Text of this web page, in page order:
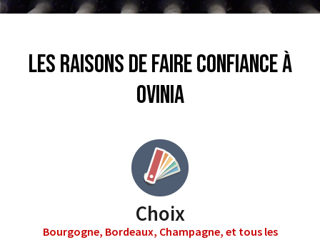
Les raisons de faire confiance à
Ovinia
Choix
Bourgogne, Bordeaux, Champagne, et tous les